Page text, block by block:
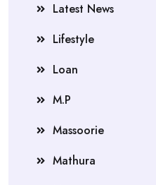
Latest News
Lifestyle
Loan
M.P
Massoorie
Mathura